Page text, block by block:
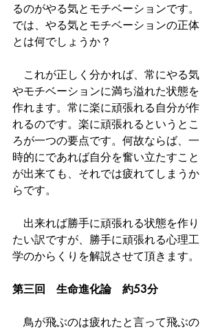
るのがやる気とモチベーションです。
では、やる気とモチベーションの正体
とは何でしょうか？
これが正しく分かれば、常にやる気
やモチベーションに満ち溢れた状態を
作れます。常に楽に頑張れる自分が作
れるのです。楽に頑張れるというとこ
ろが一つの要点です。何故ならば、一
時的にであれば自分を奮い立たすこと
が出来ても、それでは疲れてしまうか
らです。
出来れば勝手に頑張れる状態を作り
たい訳ですが、勝手に頑張れる心理工
学のからくりを解説させて頂きます。
第三回　生命進化論　約53分
鳥が飛ぶのは疲れたと言って飛ぶの